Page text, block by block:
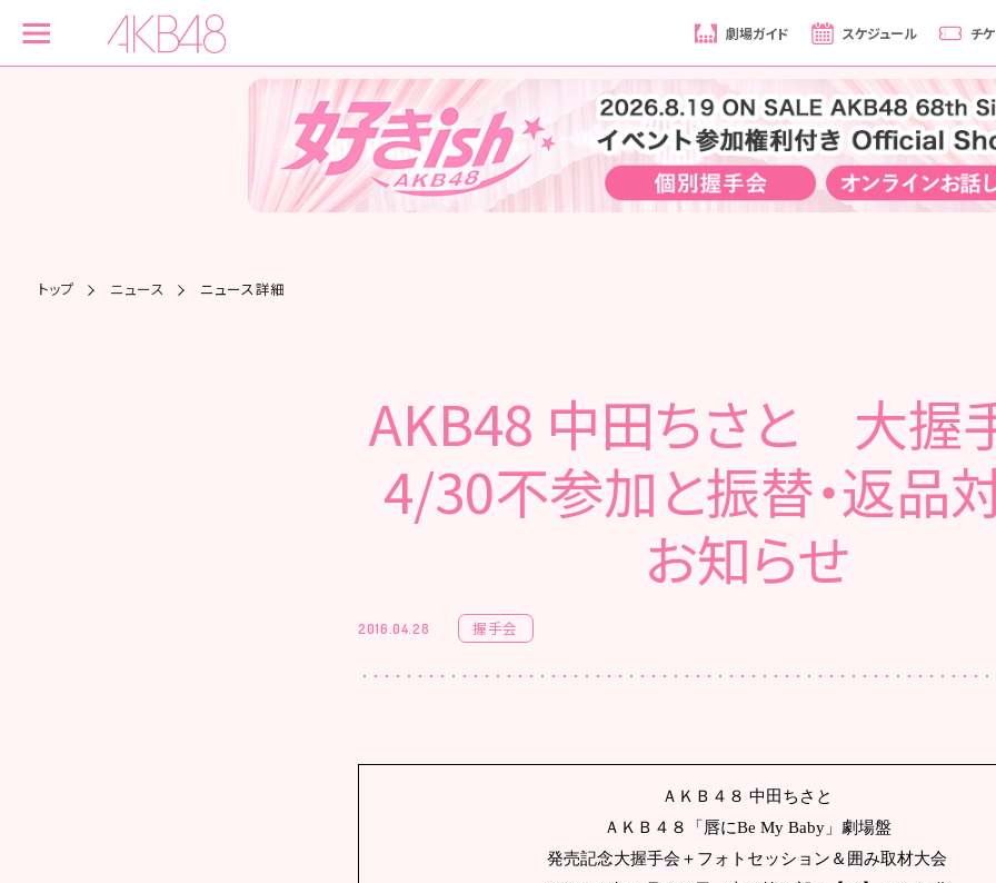
劇場ガイド スケジュール チ
トップ ニュース ニュース詳細
AKB48 中田ちさと 大
4/30不参加と振替・返品
お知らせ
2016.04.28 握手会
ＡＫＢ４８ 中田ちさと
ＡＫＢ４８「唇にBe My Baby」劇場盤
発売記念大握手会＋フォトセッション＆囲み取材大会